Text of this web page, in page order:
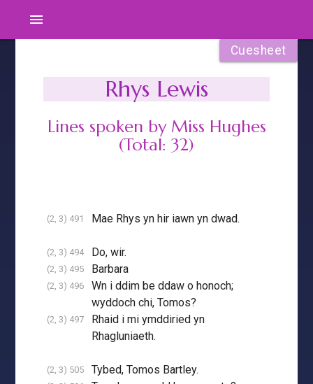
menu
Cuesheet
Rhys Lewis
Lines spoken by Miss Hughes
(Total: 32)
(2, 3) 491 Mae Rhys yn hir iawn yn dwad.
(2, 3) 494 Do, wir.
(2, 3) 495 Barbara
(2, 3) 496
Wn i ddim be ddaw o honoch;
wyddoch chi, Tomos?
(2, 3) 497
Rhaid i mi ymddiried yn
Rhagluniaeth.
(2, 3) 505 Tybed, Tomos Bartley.